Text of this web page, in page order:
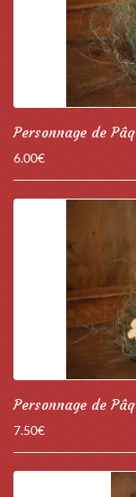
Personnage de
6.00€
Personnage de
7.50€